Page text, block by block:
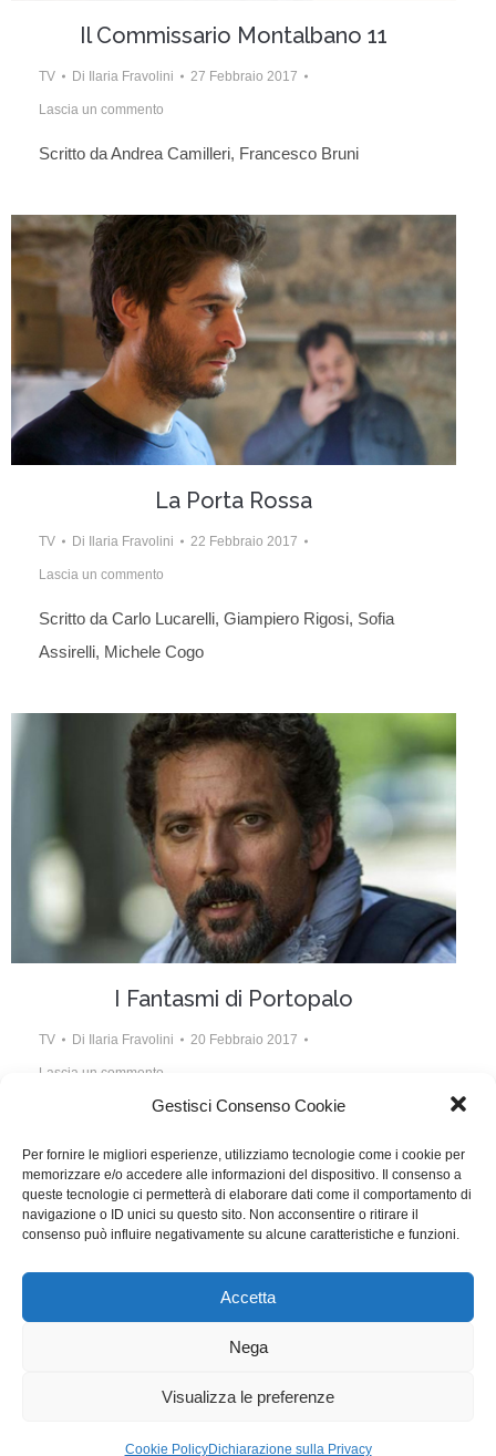
Gestisci Consenso Cookie
Per fornire le migliori esperienze, utilizziamo tecnologie come i cookie per
memorizzare e/o accedere alle informazioni del dispositivo. Il consenso a
queste tecnologie ci permetterà di elaborare dati come il comportamento di
navigazione o ID unici su questo sito. Non acconsentire o ritirare il
consenso può influire negativamente su alcune caratteristiche e funzioni.
Accetta
Nega
Visualizza le preferenze
Cookie PolicyDichiarazione sulla Privacy
Il Commissario Montalbano 11
TV Di Ilaria Fravolini 27 Febbraio 2017
Lascia un commento
Scritto da Andrea Camilleri, Francesco Bruni
La Porta Rossa
TV Di Ilaria Fravolini 22 Febbraio 2017
Lascia un commento
Scritto da Carlo Lucarelli, Giampiero Rigosi, Sofia
Assirelli, Michele Cogo
I Fantasmi di Portopalo
TV Di Ilaria Fravolini 20 Febbraio 2017
Lascia un commento
Scritto da Paolo Logli, Alessandro Pondi, Giuseppe
Fiorello
1 2 3 4 5 6 … 13
+39 347 2461036
WGItalia